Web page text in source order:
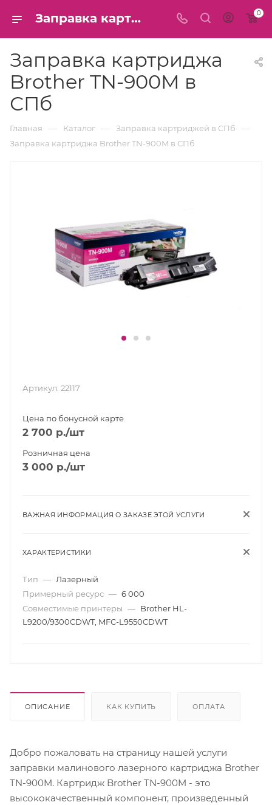
Заправка картриджа Brother TN-900M в СПб 0
Заправка картриджа
Brother TN-900M в
СПб
Главная — Каталог — Заправка картриджей в СПб —
Заправка картриджа Brother TN-900M в СПб
Артикул: 22117
Цена по бонусной карте
2 700 р./шт
Розничная цена
3 000 р./шт
ВАЖНАЯ ИНФОРМАЦИЯ О ЗАКАЗЕ ЭТОЙ УСЛУГИ
ХАРАКТЕРИСТИКИ
Тип — Лазерный
Примерный ресурс — 6 000
Совместимые принтеры — Brother HL-
L9200/9300CDWT, MFC-L9550CDWT
ОПИСАНИЕ КАК КУПИТЬ ОПЛАТА
Добро пожаловать на страницу нашей услуги
заправки малинового лазерного картриджа Brother
TN-900M. Картридж Brother TN-900M - это
высококачественный компонент, произведенный